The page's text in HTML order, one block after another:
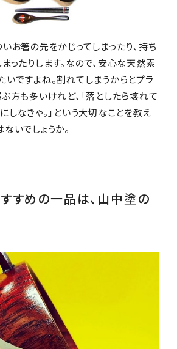
お箸の先をかじってしまったり、持ち
ったりします。なので、安心な天然素
ですよね。割れてしまうからとプラ
方も多いけれど、「落としたら壊れて
しなきゃ。」という大切なことを教え
いでしょうか。
すめの一品は、山中塗の